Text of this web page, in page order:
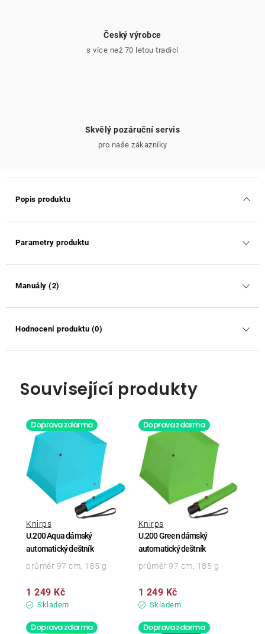
Český výrobce
s více než 70 letou tradicí
Skvělý pozáruční servis
pro naše zákazníky
Popis produktu
Parametry produktu
Manuály (2)
Hodnocení produktu (0)
Související produkty
Doprava zdarma
U.200 Aqua dámský
automatický deštník
Knirps
Skladem
1 249 Kč
průměr 97 cm, 185 g
Doprava zdarma
U.200 Green dámský
automatický deštník
Knirps
Skladem
1 249 Kč
průměr 97 cm, 185 g
Doprava zdarma Doprava zdarma